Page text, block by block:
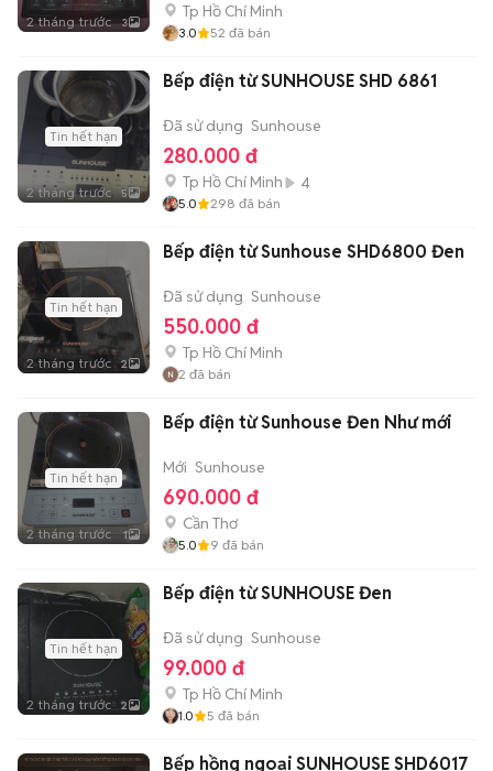
2 tháng trước 3
Tp Hồ Chí Minh
3.0 52 đã bán
Tin hết hạn
2 tháng trước 5
Bếp điện từ SUNHOUSE SHD 6861
Đã sử dụng Sunhouse
280.000 đ
Tp Hồ Chí Minh 4
5.0 298 đã bán
Tin hết hạn
2 tháng trước 2
Bếp điện từ Sunhouse SHD6800 Đen
Đã sử dụng Sunhouse
550.000 đ
Tp Hồ Chí Minh
2 đã bán
Tin hết hạn
2 tháng trước 1
Bếp điện từ Sunhouse Đen Như mới
Mới Sunhouse
690.000 đ
Cần Thơ
5.0 9 đã bán
Tin hết hạn
2 tháng trước 2
Bếp điện từ SUNHOUSE Đen
Đã sử dụng Sunhouse
99.000 đ
Tp Hồ Chí Minh
1.0 5 đã bán
Bếp hồng ngoại SUNHOUSE SHD6017